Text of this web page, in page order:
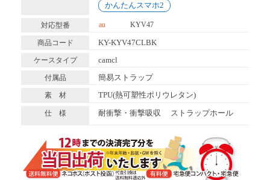
かんたんスマホ2
対応型番 au KYV47
商品コード KY-KYV47CLBK
ケースタイプ camcl
付属品 簡易ストラップ
素 材 TPU(熱可塑性ポリウレタン)
仕 様 耐衝撃・衝撃吸収 ストラップホール